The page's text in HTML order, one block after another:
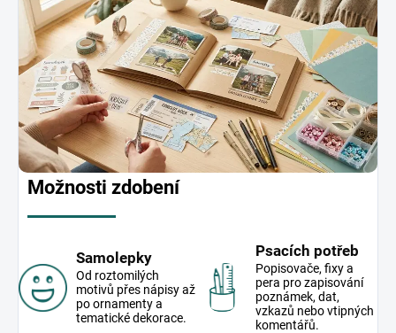
Možnosti zdobení
Samolepky
Od roztomilých
motivů přes nápisy až
po ornamenty a
tematické dekorace.
Psacích potřeb
Popisovače, fixy a
pera pro zapisování
poznámek, dat,
vzkazů nebo vtipných
komentářů.